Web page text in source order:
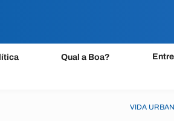
Qual a Boa?
VIDA